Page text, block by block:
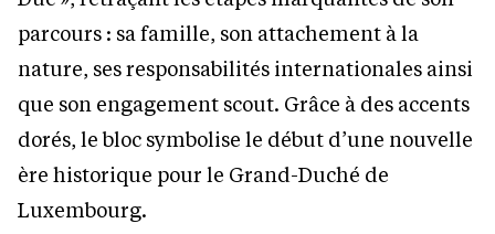
parcours : sa famille, son attachement à la
nature, ses responsabilités internationales ainsi
que son engagement scout. Grâce à des accents
dorés, le bloc symbolise le début d’une nouvelle
ère historique pour le Grand-Duché de
Luxembourg.